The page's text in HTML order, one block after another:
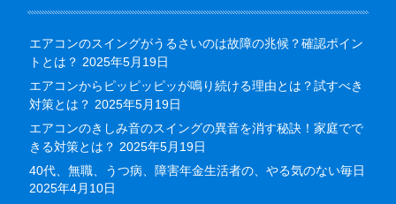
エアコンのスイングがうるさいのは故障の兆候？確認ポイン
トとは？ 2025年5月19日
エアコンからピッピッピッが鳴り続ける理由とは？試すべき
対策とは？ 2025年5月19日
エアコンのきしみ音のスイングの異音を消す秘訣！家庭でで
きる対策とは？ 2025年5月19日
40代、無職、うつ病、障害年金生活者の、やる気のない毎日
2025年4月10日